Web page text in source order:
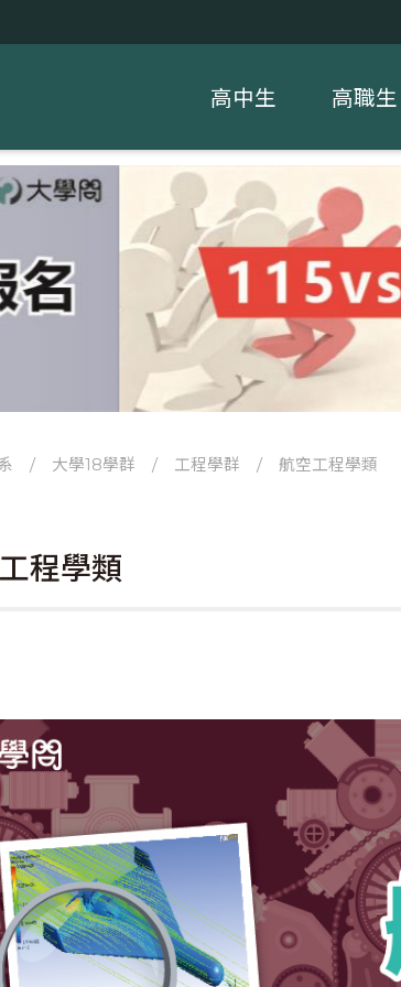
高中生 高職生
/ 大學18學群 / 工程學群 / 航空工程學類
程學類